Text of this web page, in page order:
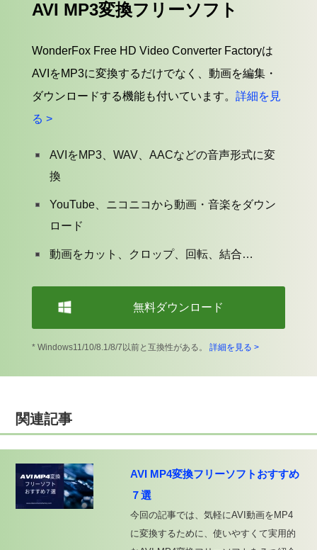
AVI MP3変換フリーソフト
WonderFox Free HD Video Converter Factoryは
AVIをMP3に変換するだけでなく、動画を編集・
ダウンロードする機能も付いています。 詳細を見
る >
AVIをMP3、WAV、AACなどの音声形式に変
換
YouTube、ニコニコから動画・音楽をダウン
ロード
動画をカット、クロップ、回転、結合…
無料ダウンロード
* Windows11/10/8.1/8/7以前と互換性がある。 詳細を見る >
関連記事
AVI MP4変換フリーソフトおすすめ
７選
今回の記事では、気軽にAVI動画をMP4
に変換するために、使いやすくて実用的